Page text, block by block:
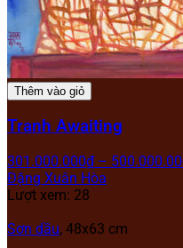
Thêm vào giỏ
Tranh Awaiting
301.000.000₫ –
Đặng Xuân Hòa
Lượt xem: 28
Sơn dầu, 48x63 cm